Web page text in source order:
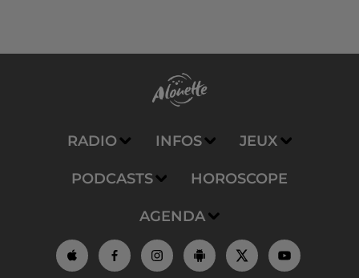
RADIO INFOS JEUX
PODCASTS HOROSCOPE
AGENDA